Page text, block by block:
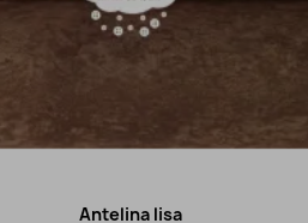
Antelina lisa